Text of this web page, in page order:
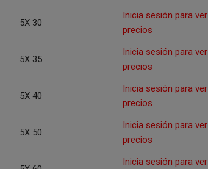
5X 30
Inicia sesión para ver
precios
5X 35
Inicia sesión para ver
precios
5X 40
Inicia sesión para ver
precios
5X 50
Inicia sesión para ver
precios
Inicia sesión para ver